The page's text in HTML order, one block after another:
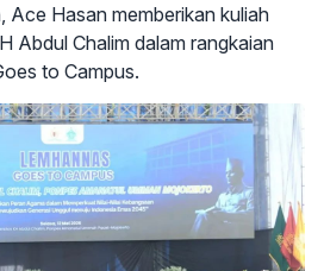
Ace Hasan memberikan kuliah
Abdul Chalim dalam rangkaian
to Campus.